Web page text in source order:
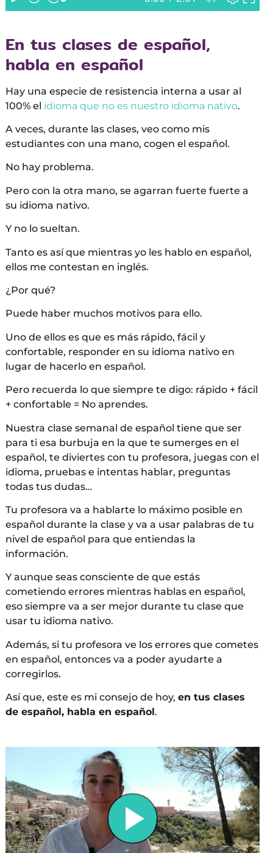
En tus clases de español,
habla en español
Hay una especie de resistencia interna a usar al
100% el idioma que no es nuestro idioma nativo.
A veces, durante las clases, veo como mis
estudiantes con una mano, cogen el español.
No hay problema.
Pero con la otra mano, se agarran fuerte fuerte a
su idioma nativo.
Y no lo sueltan.
Tanto es así que mientras yo les hablo en español,
ellos me contestan en inglés.
¿Por qué?
Puede haber muchos motivos para ello.
Uno de ellos es que es más rápido, fácil y
confortable, responder en su idioma nativo en
lugar de hacerlo en español.
Pero recuerda lo que siempre te digo: rápido + fácil
+ confortable = No aprendes.
Nuestra clase semanal de español tiene que ser
para ti esa burbuja en la que te sumerges en el
español, te diviertes con tu profesora, juegas con el
idioma, pruebas e intentas hablar, preguntas
todas tus dudas…
Tu profesora va a hablarte lo máximo posible en
español durante la clase y va a usar palabras de tu
nivel de español para que entiendas la
información.
Y aunque seas consciente de que estás
cometiendo errores mientras hablas en español,
eso siempre va a ser mejor durante tu clase que
usar tu idioma nativo.
Además, si tu profesora ve los errores que cometes
en español, entonces va a poder ayudarte a
corregirlos.
Así que, este es mi consejo de hoy, en tus clases
de español, habla en español.